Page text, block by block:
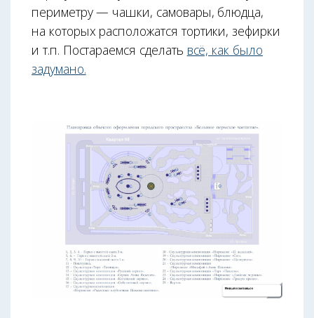
периметру — чашки, самовары, блюдца,
на которых расположатся тортики, зефирки
и т.п. Постараемся сделать всё, как было
задумано.